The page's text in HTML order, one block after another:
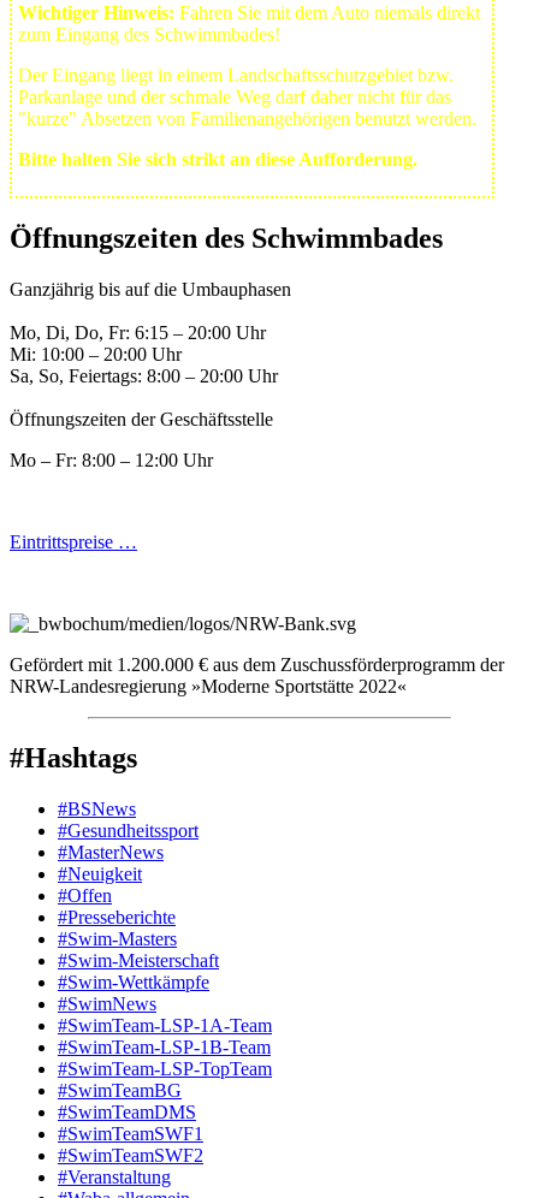
Wichtiger Hinweis: Fahren Sie mit dem Auto niemals direkt
zum Eingang des Schwimmbades!
Der Eingang liegt in einem Landschafts­schutzgebiet bzw.
Park­anlage und der schmale Weg darf daher nicht für das
"kurze" Absetzen von Familienangehörigen benutzt werden.
Bitte halten Sie sich strikt an diese Aufforderung.
Öffnungszeiten des Schwimmbades
Ganzjährig bis auf die Umbauphasen
Mo, Di, Do, Fr: 6:15 – 20:00 Uhr
Mi: 10:00 – 20:00 Uhr
Sa, So, Feiertags: 8:00 – 20:00 Uhr
Öffnungszeiten der Geschäftsstelle
Mo – Fr: 8:00 – 12:00 Uhr
Eintrittspreise …
Gefördert mit 1.200.000 € aus dem Zuschussförderprogramm der
NRW-Landesregierung »Moderne Sportstätte 2022«
#Hashtags
#BSNews
#Gesundheitssport
#MasterNews
#Neuigkeit
#Offen
#Presse­berichte
#Swim-Masters
#Swim-Meister­schaft
#Swim-Wett­kämpfe
#SwimNews
#SwimTeam-LSP-1A-Team
#SwimTeam-LSP-1B-Team
#SwimTeam-LSP-TopTeam
#SwimTeamBG
#SwimTeamDMS
#SwimTeamSWF1
#SwimTeamSWF2
#Veranstaltung